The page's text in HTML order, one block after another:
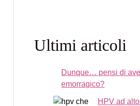
Ultimi articoli
Dunque… pensi di
emorragico?
HPV ad